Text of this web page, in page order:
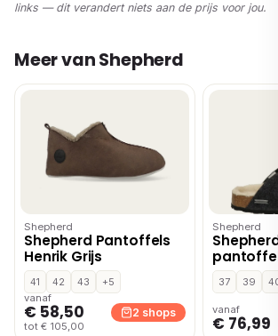
links — dit verandert niets aan de prijs voor jou.
Meer van Shepherd
Shepherd
Shepherd Pantoffels
Henrik Grijs
41 42 43
+5
vanaf
€ 58,50
tot € 105,00
2 shops
Shepherd
37 39
vanaf
€ 76,99